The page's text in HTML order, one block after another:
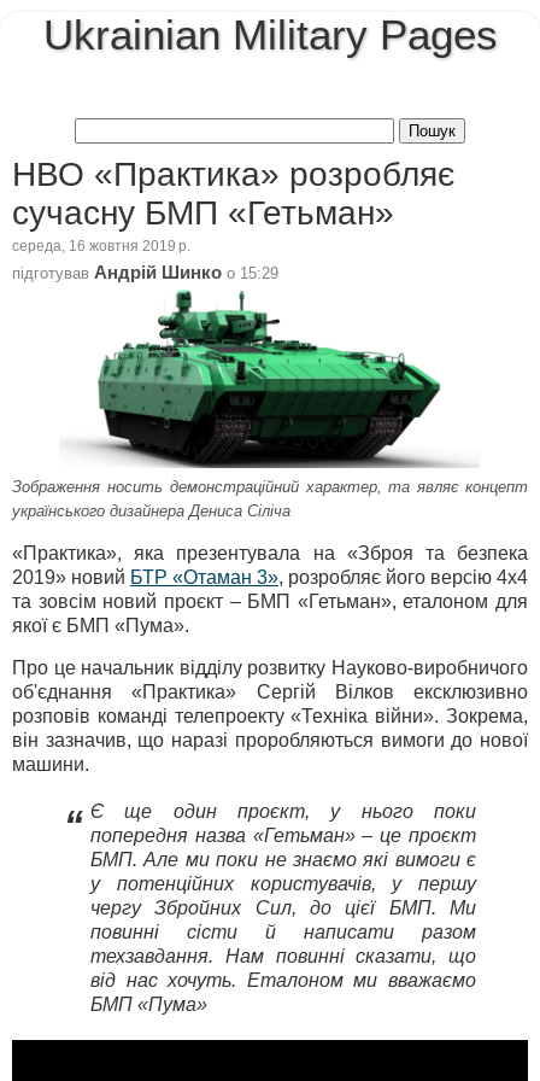
Ukrainian Military Pages
НВО «Практика» розробляє
сучасну БМП «Гетьман»
середа, 16 жовтня 2019 р.
підготував Андрій Шинко о 15:29
Зображення носить демонстраційний характер, та являє концепт
українського дизайнера Дениса Сіліча
«Практика», яка презентувала на «Зброя та безпека
2019» новий БТР «Отаман 3», розробляє його версію 4х4
та зовсім новий проєкт – БМП «Гетьман», еталоном для
якої є БМП «Пума».
Про це начальник відділу розвитку Науково-виробничого
об'єднання «Практика» Сергій Вілков ексклюзивно
розповів команді телепроекту «Техніка війни». Зокрема,
він зазначив, що наразі проробляються вимоги до нової
машини.
“ Є ще один проєкт, у нього поки
попередня назва «Гетьман» – це проєкт
БМП. Але ми поки не знаємо які вимоги є
у потенційних користувачів, у першу
чергу Збройних Сил, до цієї БМП. Ми
повинні сісти й написати разом
техзавдання. Нам повинні сказати, що
від нас хочуть. Еталоном ми вважаємо
БМП «Пума»